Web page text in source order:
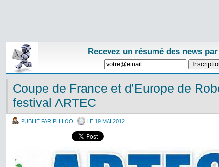
Recevez un résumé des news
Coupe de France et d’Europe de
festival ARTEC
PUBLIÉ PAR PHILOO LE 19 MAI 2012